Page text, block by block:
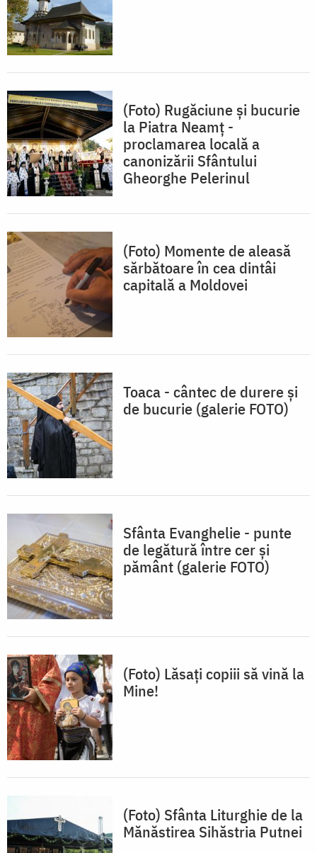
(Foto) Rugăciune și bucurie
la Piatra Neamț -
proclamarea locală a
canonizării Sfântului
Gheorghe Pelerinul
(Foto) Momente de aleasă
sărbătoare în cea dintâi
capitală a Moldovei
Toaca - cântec de durere și
de bucurie (galerie FOTO)
Sfânta Evanghelie - punte
de legătură între cer şi
pământ (galerie FOTO)
(Foto) Lăsaţi copiii să vină la
Mine!
(Foto) Sfânta Liturghie de la
Mănăstirea Sihăstria Putnei